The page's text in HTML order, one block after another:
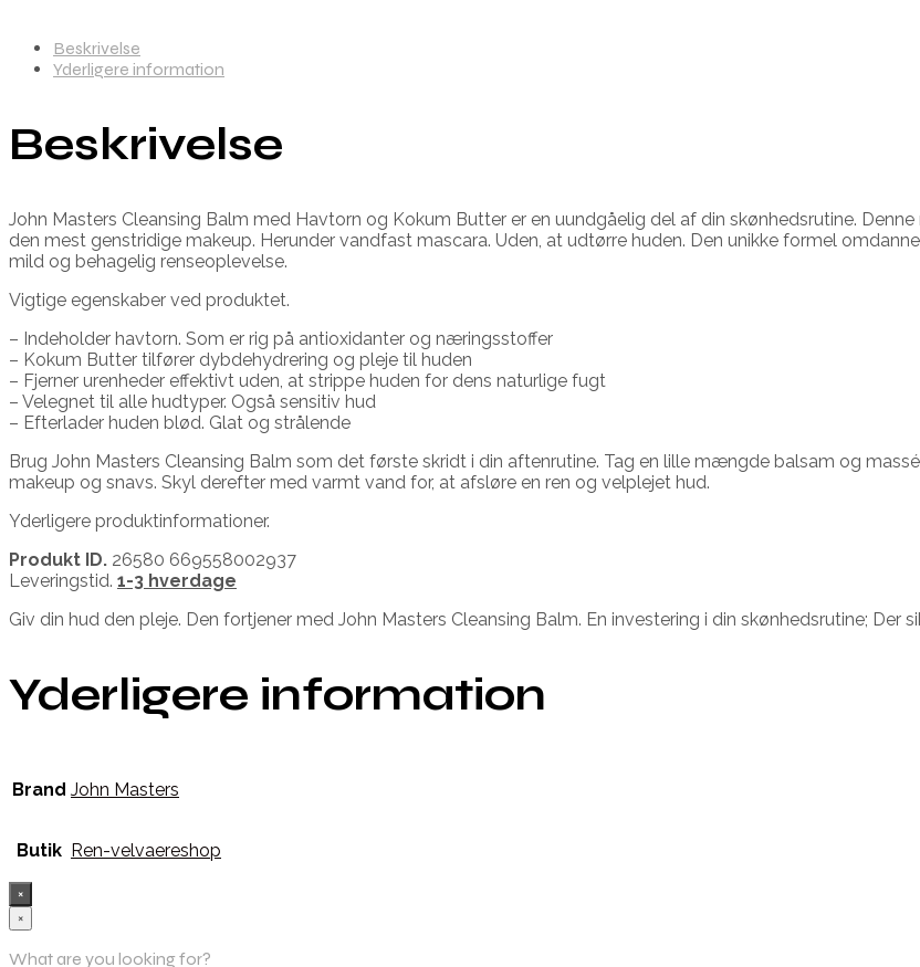
Beskrivelse
Yderligere information
Beskrivelse
John Masters Cleansing Balm med Havtorn og Kokum Butter er en uundgåelig del af din skønhedsrutine.
den mest genstridige makeup. Herunder vandfast mascara. Uden, at udtørre huden. Den unikke formel
mild og behagelig renseoplevelse.
Vigtige egenskaber ved produktet.
– Indeholder havtorn. Som er rig på antioxidanter og næringsstoffer
– Kokum Butter tilfører dybdehydrering og pleje til huden
– Fjerner urenheder effektivt uden, at strippe huden for dens naturlige fugt
– Velegnet til alle hudtyper. Også sensitiv hud
– Efterlader huden blød. Glat og strålende
Brug John Masters Cleansing Balm som det første skridt i din aftenrutine. Tag en lille mængde balsam og
makeup og snavs. Skyl derefter med varmt vand for, at afsløre en ren og velplejet hud.
Yderligere produktinformationer.
Produkt ID. 26580 669558002937
Leveringstid. 1-3 hverdage
Giv din hud den pleje. Den fortjener med John Masters Cleansing Balm. En investering i din skønhedsrutine; Der
Yderligere information
Brand John Masters
Butik Ren-velvaereshop
×
×
What are you looking for?